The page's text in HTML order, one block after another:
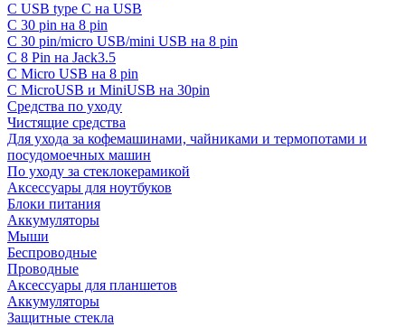
С USB type C на USB
С 30 pin на 8 pin
С 30 pin/micro USB/mini USB на 8 pin
С 8 Pin на Jack3.5
С Micro USB на 8 pin
С MicroUSB и MiniUSB на 30pin
Средства по уходу
Чистящие средства
Для ухода за кофемашинами, чайниками и термопотами и
посудомоечных машин
По уходу за стеклокерамикой
Аксессуары для ноутбуков
Блоки питания
Аккумуляторы
Мыши
Беспроводные
Проводные
Аксессуары для планшетов
Аккумуляторы
Защитные стекла